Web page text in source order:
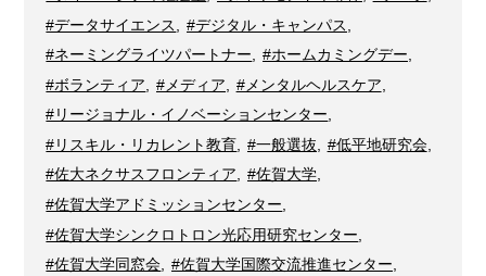
#データサイエンス
#デジタル・キャンパス
#ネーミングライツパートナー
#ホームカミングデー
#ボランティア
#メディア #メンタルヘルスケア
#リージョナル・イノベーションセンター
#リスキル・リカレント教育
#一般選抜 #低平地研究会,
#佐大ネクサスフロンティア, #佐賀大学,
#佐賀大学アドミッションセンター
#佐賀大学シンクロトロン光応用研究センター
#佐賀大学同窓会
#佐賀大学国際交流推進センター